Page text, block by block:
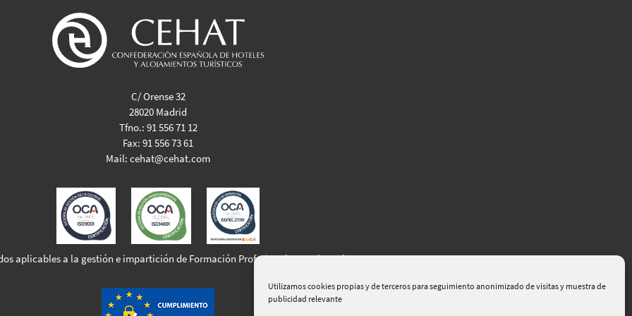
Utilizamos cookies propias y de terceros para seguimiento anonimizado de visitas y muestra de
publicidad relevante
C/ Orense 32
28020 Madrid
Tfno.: 91 556 71 12
Fax: 91 556 73 61
Mail: cehat@cehat.com
aplicables a la gestión e impartición de Formación Profesional para el Empleo